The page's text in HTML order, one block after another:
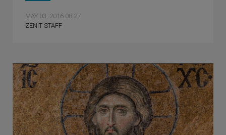
MAY 03, 2016 08:27
ZENIT STAFF